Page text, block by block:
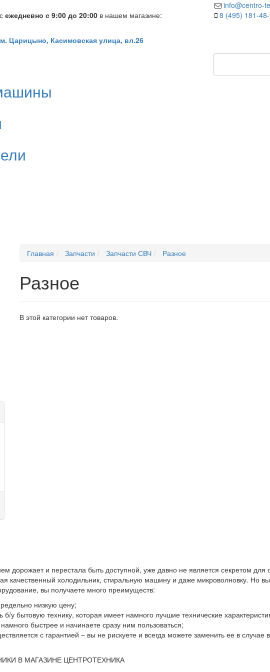
ежедневно с 9:00 до 20:00 в нашем магазине:
Царицыно, Касимовская улица, вл.26
info@centro-
8 (495) 181-
Главная Запчасти Запчасти СВЧ Разное
Разное
В этой категории нет товаров.
дорожает и перестала быть доступной, уже давно не является секретом для
качественный холодильник, стиральную машину и даже микроволновку. Но
вы получаете много преимуществ:
низкую цену;
б/у бытовую технику, которая имеет намного лучшие технические
быстрее и начинаете сразу ним пользоваться;
с гарантией – вы не рискуете и всегда можете заменить ее в случае
В МАГАЗИНЕ ЦЕНТРОТЕХНИКА